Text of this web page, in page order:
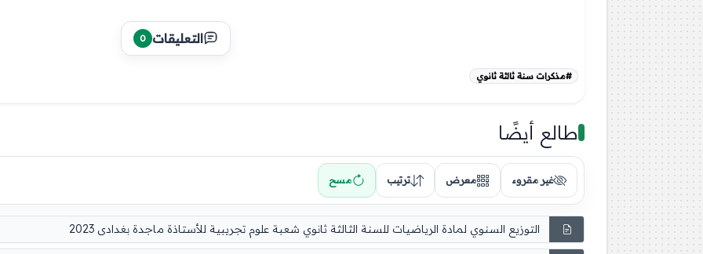
التعليقات 0
#مذكرات سنة ثالثة ثانوي
طالع أيضًا
غير مقروء معرض ترتيب مسح
التوزيع السنوي لمادة الرياضيات للسنة الثالثة ثانوي شعبة علوم تجريبية للأستاذة ماجدة بغدادى 2023